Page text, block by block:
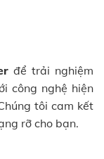
để trải nghiệm
công nghệ hiện
tôi cam kết
rỡ cho bạn.